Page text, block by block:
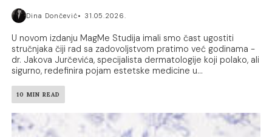
Dina Dončević 31.05.2026.
U novom izdanju MagMe Studija imali smo čast ugostiti
stručnjaka čiji rad sa zadovoljstvom pratimo već godinama -
dr. Jakova Jurčevića, specijalista dermatologije koji polako, ali
sigurno, redefinira pojam estetske medicine u...
10 MIN READ